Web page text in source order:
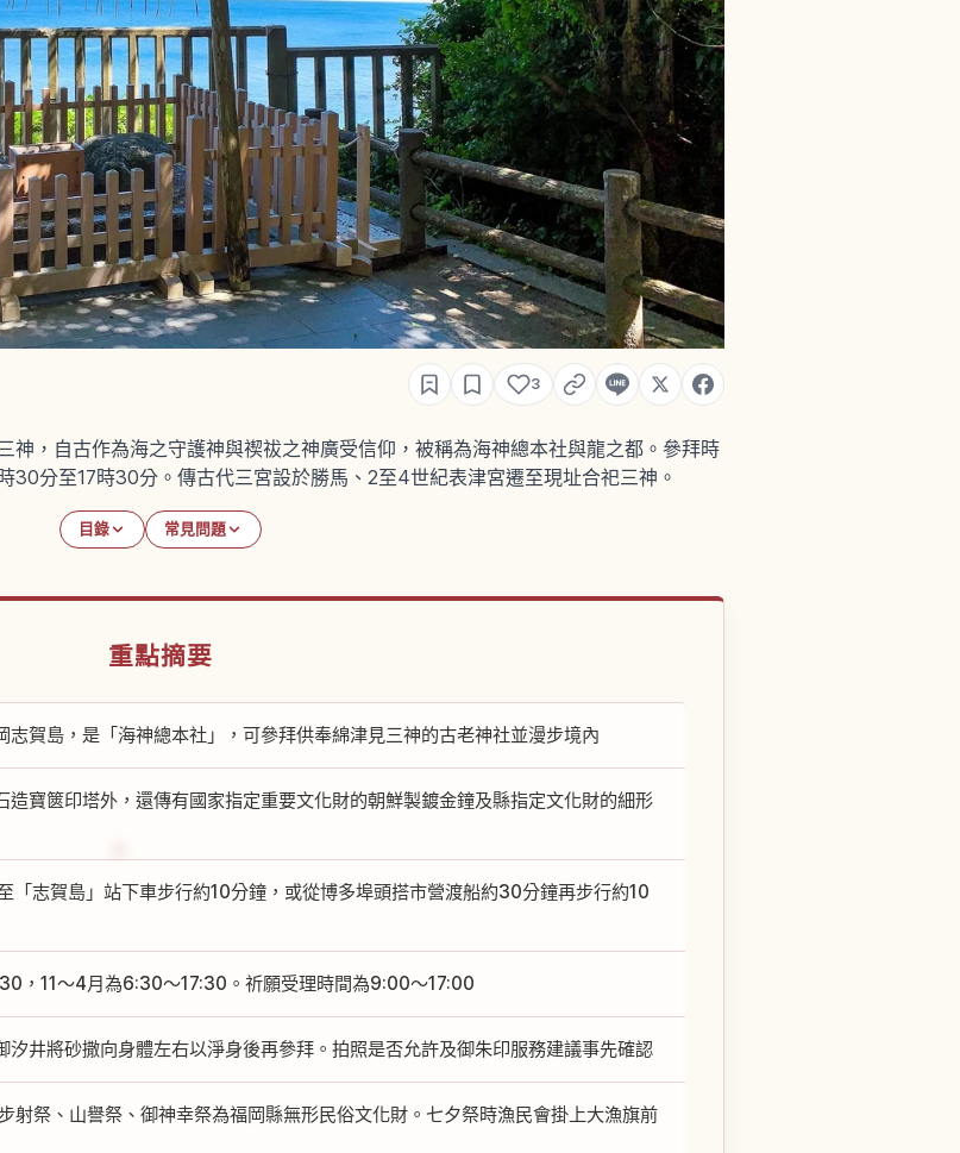
3
神，自古作為海之守護神與禊祓之神廣受信仰，被稱為海神總本社與龍之都。參拜時
30分至17時30分。傳古代三宮設於勝馬、2至4世紀表津宮遷至現址合祀三神。
目錄 常見問題
重點摘要
志賀島，是「海神總本社」，可參拜供奉綿津見三神的古老神社並漫步境內
造寶篋印塔外，還傳有國家指定重要文化財的朝鮮製鍍金鐘及縣指定文化財的細形
「志賀島」站下車步行約10分鐘，或從博多埠頭搭市營渡船約30分鐘再步行約10
，11～4月為6:30～17:30。祈願受理時間為9:00～17:00
汐井將砂撒向身體左右以淨身後再參拜。拍照是否允許及御朱印服務建議事先確認
射祭、山譽祭、御神幸祭為福岡縣無形民俗文化財。七夕祭時漁民會掛上大漁旗前